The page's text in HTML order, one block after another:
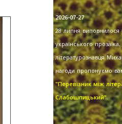
2026-07-27
28 липня виповнилося
українського
літературознавця
нагоди пропонуємо
"Перевізник між
Слабошпицький".